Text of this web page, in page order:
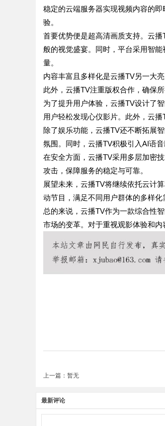
稳定的云端服务器实现视频内容的
验。
首要优势便是超高清画质支持。云
般的视觉盛宴。同时，平台采用智
量。
内容丰富且多样化是云播TV另一大
此外，云播TV注重版权合作，确保
为了提升用户体验，云播TV设计了
用户轻松发现心仪影片。此外，云
除了娱乐功能，云播TV还不断拓展
氛围。同时，云播TV积极引入AI语
在安全方面，云播TV采用多层加密
攻击，保障服务的稳定与可靠。
展望未来，云播TV将继续依托云计
动节目，满足不同用户群体的多样
总的来说，云播TV作为一款综合性
市场的变革。对于重视观影体验和内
上一篇：暂无
最新评论